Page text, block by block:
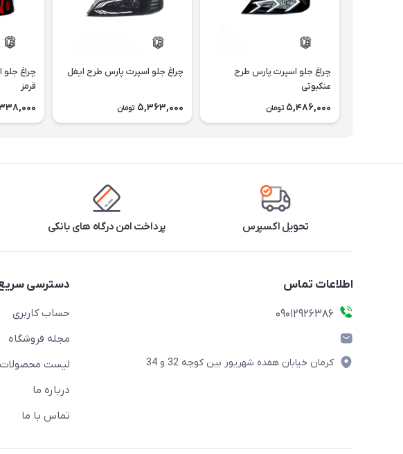
چراغ جلو اسپرت پارس طرح
عنکبوتی
5,486,000 تومان
چراغ جلو اسپرت پارس طرح ایفل
5,363,000 تومان
چراغ
قرمز
تحویل اکسپرس پرداخت امن درگاه های بانکی
اطلاعات تماس
09012926386
کرمان خیابان هفده شهریور بین کوچه 32 و 34
دسترسی
حساب کاربری
مجله فروشگاه
لیست محصولات
درباره ما
تماس با ما